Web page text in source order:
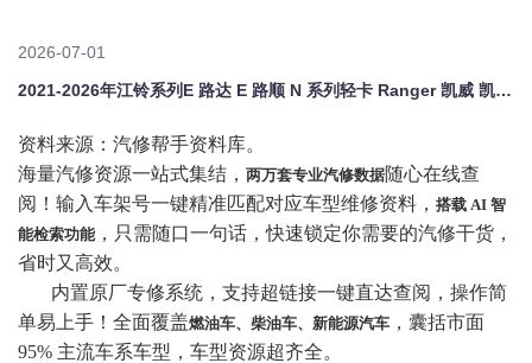
2026-07-01
2021-2026年江铃系列E 路达 E 路顺 N 系列轻卡 Ranger 凯威 凯运 凯锐 / 凯运 域虎 大道原厂维修手册电路图资料、维修资料、汽修资料库、正时资料、螺丝扭力、拆装步骤、故障码、针脚定义、保险盒图解、发动机大修资料、变速箱维修资料、底盘维修图纸、车身线路图、传感器线路图、数据流资料、线束走向图、继电器位置图、空调维修图纸、车身控制模块资料、发动机正时图解、大修装配数据、通病故障
资料来源：汽修帮手资料库。
海量汽修资源一站式集结， 两万套专业汽修数据随心在线查
阅！输入车架号一键精准匹配对应车型维修资料， 搭载 AI 智
能检索功能 ，只需随口一句话，快速锁定你需要的汽修干货，
省时又高效。
内置原厂专修系统，支持超链接一键直达查阅，操作简
单易上手！全面覆盖燃油车、柴油车、新能源汽车 ，囊括市面
95% 主流车系车型，车型资源超齐全。